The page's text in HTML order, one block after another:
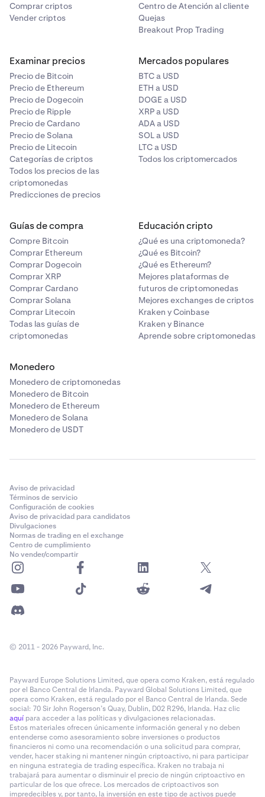
podría calificar como Cliente Cripto Permitido según
una de las otras categorías de la definición de
Cliente Cripto Permitido. Por favor revisa y contacta
representas cumple con al menos una de ellas.
*Una «persona» se define como: una persona física, una
sociedad, una asociación no constituida en sociedad, un
sindicato no constituido en sociedad, una organización
no constituida en sociedad, un fideicomiso, un
fiduciario, un albaceatestamentario, un administrador, u
otro representante legal.
Las formas clave para que unaempresacalifique como
•
Cumplir uno de los criterios para califcar como
Inversor Cripto Acreditado. Revisa y contacta con
atención al cliente de Krakensi la empresa que
representas cumple al menos uno de ellos.
Comprar criptos
Vender criptos
Centro de Atención al cliente
Quejas
Breakout Prop Trading
Examinar precios
Precio de Bitcoin
Precio de Ethereum
Precio de Dogecoin
Precio de Ripple
Precio de Cardano
Precio de Solana
Precio de Litecoin
Categorías de criptos
Todos los precios de las
criptomonedas
Predicciones de precios
Mercados populares
BTC a USD
ETH a USD
DOGE a USD
XRP a USD
ADA a USD
SOL a USD
LTC a USD
Todos los criptomercados
Guías de compra
Compre Bitcoin
Comprar Ethereum
Comprar Dogecoin
Comprar XRP
Comprar Cardano
Comprar Solana
Comprar Litecoin
Todas las guías de
criptomonedas
Educación cripto
¿Qué es una criptomoneda?
¿Qué es Bitcoin?
¿Qué es Ethereum?
Mejores plataformas de
futuros de criptomonedas
Mejores exchanges de criptos
Kraken y Coinbase
Kraken y Binance
Aprende sobre criptomonedas
Monedero
Monedero de criptomonedas
Monedero de Bitcoin
Monedero de Ethereum
Monedero de Solana
Monedero de USDT
Aviso de privacidad
Términos de servicio
Configuración de cookies
Aviso de privacidad para candidatos
Divulgaciones
Normas de trading en el exchange
Centro de cumplimiento
No vender/compartir
© 2011 - 2026 Payward, Inc.
Payward Europe Solutions Limited, que opera como Kraken, está regulado
por el Banco Central de Irlanda. Payward Global Solutions Limited, que
opera como Kraken, está regulado por el Banco Central de Irlanda. Sede
social: 70 Sir John Rogerson’s Quay, Dublin, D02 R296, Irlanda. Haz clic
aquí para acceder a las políticas y divulgaciones relacionadas.
Estos materiales ofrecen únicamente información general y no deben
entenderse como asesoramiento sobre inversiones o productos
financieros ni como una recomendación o una solicitud para comprar,
vender, hacer staking ni mantener ningún criptoactivo, ni para participar
en ninguna estrategia de trading específica. Kraken no trabaja ni
trabajará para aumentar o disminuir el precio de ningún criptoactivo en
particular de los que ofrece. Los mercados de criptoactivos son
impredecibles y, por tanto, la inversión en este tipo de activos puede